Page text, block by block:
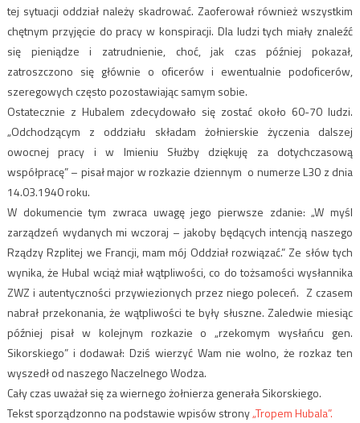
tej sytuacji oddział należy skadrować. Zaoferował również wszystkim
chętnym przyjęcie do pracy w konspiracji. Dla ludzi tych miały znaleźć
się pieniądze i zatrudnienie, choć, jak czas później pokazał,
zatroszczono się głównie o oficerów i ewentualnie podoficerów,
szeregowych często pozostawiając samym sobie.
Ostatecznie z Hubalem zdecydowało się zostać około 60-70 ludzi.
„Odchodzącym z oddziału składam żołnierskie życzenia dalszej
owocnej pracy i w Imieniu Służby dziękuję za dotychczasową
współpracę” – pisał major w rozkazie dziennym o numerze L30 z dnia
14.03.1940 roku.
W dokumencie tym zwraca uwagę jego pierwsze zdanie: „W myśl
zarządzeń wydanych mi wczoraj – jakoby będących intencją naszego
Rządzy Rzplitej we Francji, mam mój Oddział rozwiązać.” Ze słów tych
wynika, że Hubal wciąż miał wątpliwości, co do tożsamości wysłannika
ZWZ i autentyczności przywiezionych przez niego poleceń. Z czasem
nabrał przekonania, że wątpliwości te były słuszne. Zaledwie miesiąc
później pisał w kolejnym rozkazie o „rzekomym wysłańcu gen.
Sikorskiego” i dodawał: Dziś wierzyć Wam nie wolno, że rozkaz ten
wyszedł od naszego Naczelnego Wodza.
Cały czas uważał się za wiernego żołnierza generała Sikorskiego.
Tekst sporządzonno na podstawie wpisów strony„Tropem Hubala”.